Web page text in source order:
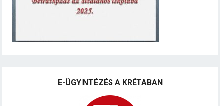
E-ÜGYINTÉZÉS A KRÉTABAN